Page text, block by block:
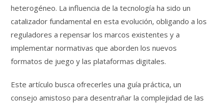
heterogéneo. La influencia de la tecnología ha sido un
catalizador fundamental en esta evolución, obligando a los
reguladores a repensar los marcos existentes y a
implementar normativas que aborden los nuevos
formatos de juego y las plataformas digitales.
Este artículo busca ofrecerles una guía práctica, un
consejo amistoso para desentrañar la complejidad de las